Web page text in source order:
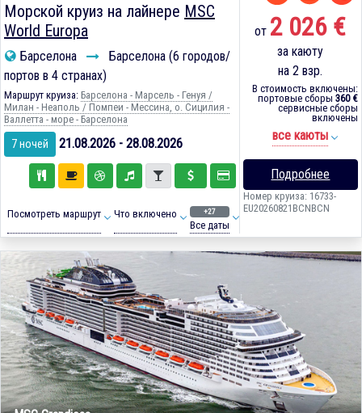
Морской круиз на лайнере MSC
World Europa
Барселона
Барселона (6 городов/
портов в 4 странах)
Маршрут круиза: Барселона - Марсель - Генуя /
Милан - Неаполь / Помпеи - Мессина, о. Сицилия -
Валлетта - море - Барселона
7 ночей 21.08.2026 - 28.08.2026
Посмотреть маршрут Что включено +27
Все даты
от 2 026 €
за каюту
на 2 взр.
В стоимость включены:
портовые сборы 360 €
сервисные сборы
включены
все каюты
Подробнее
Номер круиза: 16733-
EU20260821BCNBCN